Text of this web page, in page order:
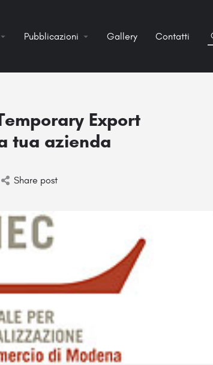
Pubblicazioni Gallery Contatti
Export
tua azienda
Share post